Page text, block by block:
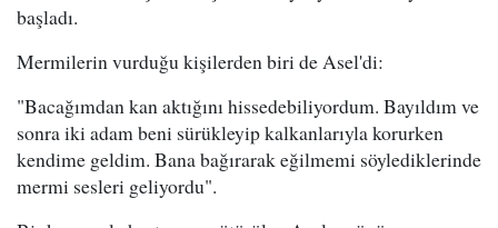
başladı.
Mermilerin vurduğu kişilerden biri de Asel'di:
"Bacağımdan kan aktığını hissedebiliyordum. Bayıldım ve
sonra iki adam beni sürükleyip kalkanlarıyla korurken
kendime geldim. Bana bağırarak eğilmemi söylediklerinde
mermi sesleri geliyordu".